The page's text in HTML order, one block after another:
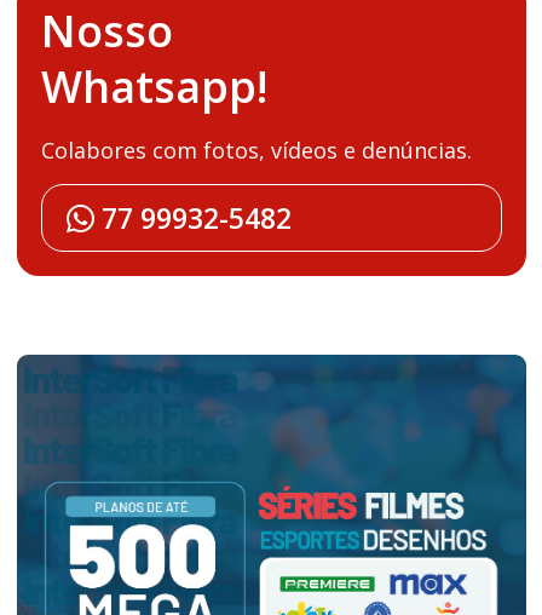
Nosso
Whatsapp!
Colabores com fotos, vídeos e denúncias.
77 99932-5482